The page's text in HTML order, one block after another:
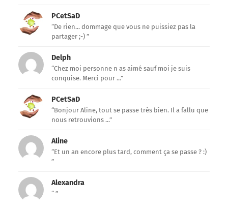
PCetSaD
“De rien... dommage que vous ne puissiez pas la
partager ;-) ”
Delph
“Chez moi personne n as aimé sauf moi je suis
conquise. Merci pour ...”
PCetSaD
“Bonjour Aline, tout se passe très bien. Il a fallu que
nous retrouvions ...”
Aline
“Et un an encore plus tard, comment ça se passe ? :)
”
Alexandra
“ ”